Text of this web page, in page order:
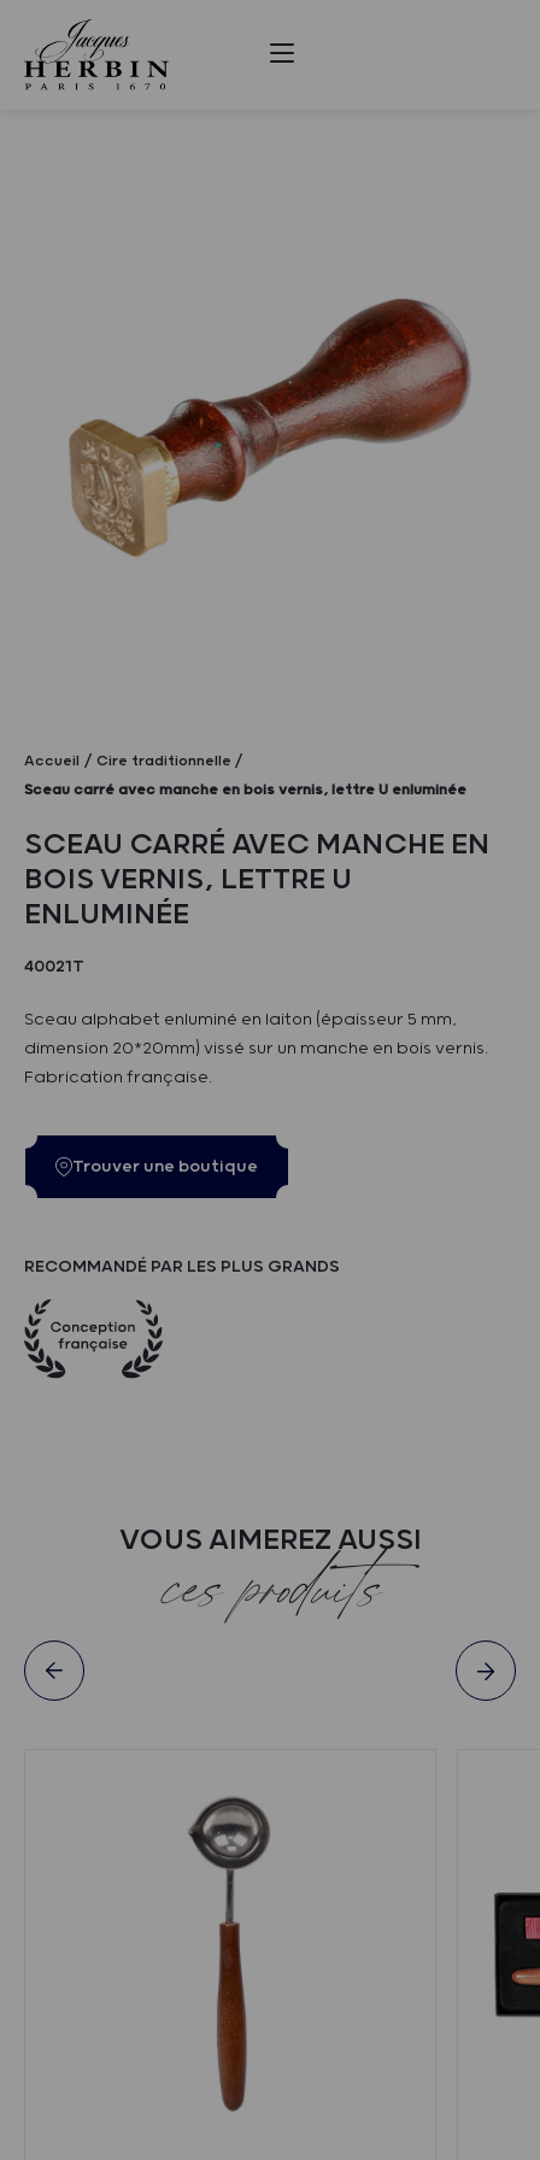
Accueil
Cire traditionnelle
Sceau carré avec manche en bois vernis, lettre U enluminée
SCEAU CARRÉ AVEC MANCHE EN
BOIS VERNIS, LETTRE U
ENLUMINÉE
40021T
Sceau alphabet enluminé en laiton (épaisseur 5 mm,
dimension 20*20mm) vissé sur un manche en bois vernis.
Fabrication française.
Trouver une boutique
RECOMMANDÉ PAR LES PLUS GRANDS
VOUS AIMEREZ AUSSI
ces produits